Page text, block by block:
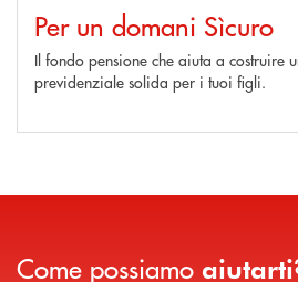
Per un domani Sìcuro
Il fondo pensione che aiuta a costruire
previdenziale solida per i tuoi figli.
Come possiamo aiutarti